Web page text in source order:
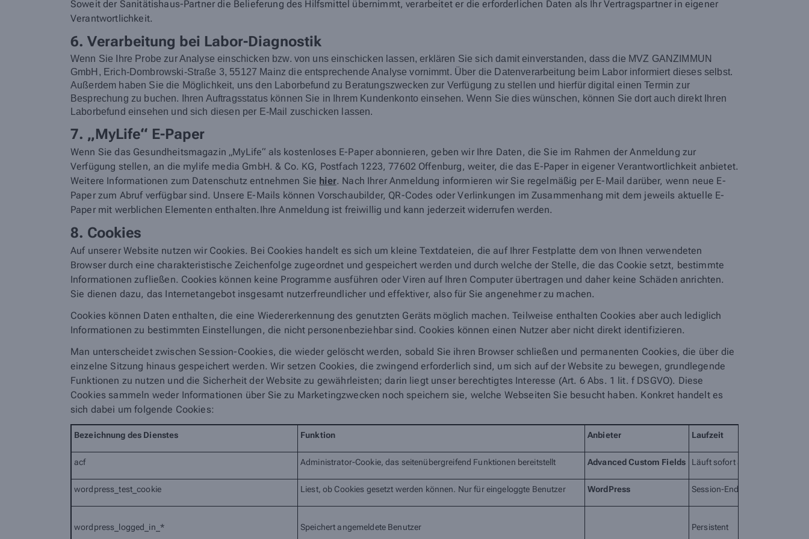
Soweit der Sanitätishaus-Partner die Belieferung des Hilfsmittel übernimmt, verarbeitet er die erforderlichen Daten als Ihr Vertragspartner in eigener
Verantwortlichkeit.
6. Verarbeitung bei Labor-Diagnostik
Wenn Sie Ihre Probe zur Analyse einschicken bzw. von uns einschicken lassen, erklären Sie sich damit einverstanden, dass die MVZ GANZIMMUN
GmbH, Erich-Dombrowski-Straße 3, 55127 Mainz die entsprechende Analyse vornimmt. Über die Datenverarbeitung beim Labor informiert dieses selbst.
Außerdem haben Sie die Möglichkeit, uns den Laborbefund zu Beratungszwecken zur Verfügung zu stellen und hierfür digital einen Termin zur
Besprechung zu buchen. Ihren Auftragsstatus können Sie in Ihrem Kundenkonto einsehen. Wenn Sie dies wünschen, können Sie dort auch direkt Ihren
Laborbefund einsehen und sich diesen per E-Mail zuschicken lassen.
7. „MyLife“ E-Paper
Wenn Sie das Gesundheitsmagazin „MyLife“ als kostenloses E-Paper abonnieren, geben wir Ihre Daten, die Sie im Rahmen der Anmeldung zur
Verfügung stellen, an die mylife media GmbH. & Co. KG, Postfach 1223, 77602 Offenburg, weiter, die das E-Paper in eigener Verantwortlichkeit anbietet.
Weitere Informationen zum Datenschutz entnehmen Sie hier. Nach Ihrer Anmeldung informieren wir Sie regelmäßig per E-Mail darüber, wenn neue E-
Paper zum Abruf verfügbar sind. Unsere E-Mails können Vorschaubilder, QR-Codes oder Verlinkungen im Zusammenhang mit dem jeweils aktuelle E-
Paper mit werblichen Elementen enthalten.Ihre Anmeldung ist freiwillig und kann jederzeit widerrufen werden.
8. Cookies
Auf unserer Website nutzen wir Cookies. Bei Cookies handelt es sich um kleine Textdateien, die auf Ihrer Festplatte dem von Ihnen verwendeten
Browser durch eine charakteristische Zeichenfolge zugeordnet und gespeichert werden und durch welche der Stelle, die das Cookie setzt, bestimmte
Informationen zufließen. Cookies können keine Programme ausführen oder Viren auf Ihren Computer übertragen und daher keine Schäden anrichten.
Sie dienen dazu, das Internetangebot insgesamt nutzerfreundlicher und effektiver, also für Sie angenehmer zu machen.
Cookies können Daten enthalten, die eine Wiedererkennung des genutzten Geräts möglich machen. Teilweise enthalten Cookies aber auch lediglich
Informationen zu bestimmten Einstellungen, die nicht personenbeziehbar sind. Cookies können einen Nutzer aber nicht direkt identifizieren.
Man unterscheidet zwischen Session-Cookies, die wieder gelöscht werden, sobald Sie ihren Browser schließen und permanenten Cookies, die über die
einzelne Sitzung hinaus gespeichert werden. Wir setzen Cookies, die zwingend erforderlich sind, um sich auf der Website zu bewegen, grundlegende
Funktionen zu nutzen und die Sicherheit der Website zu gewährleisten; darin liegt unser berechtigtes Interesse (Art. 6 Abs. 1 lit. f DSGVO). Diese
Cookies sammeln weder Informationen über Sie zu Marketingzwecken noch speichern sie, welche Webseiten Sie besucht haben. Konkret handelt es
sich dabei um folgende Cookies:
Bezeichnung des Dienstes Funktion Anbieter Laufzeit
acf Administrator-Cookie, das seitenübergreifend Funktionen bereitstellt Advanced Custom Fields Läuft sofort ab
wordpress_test_cookie Liest, ob Cookies gesetzt werden können. Nur für eingeloggte Benutzer WordPress Session-Ende
wordpress_logged_in_* Speichert angemeldete Benutzer Persistent